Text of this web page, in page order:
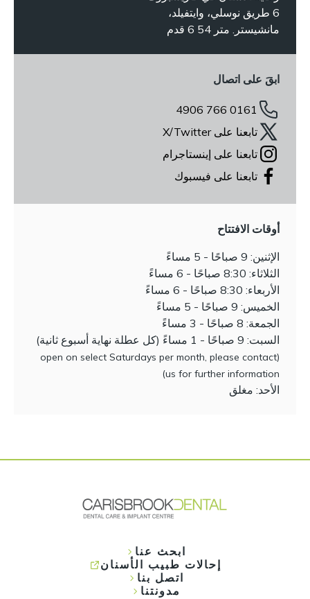
6 طريق نوسلي، وايتفيلد،
مانشيستر. متر 54 6 قدم
ابقَ على اتصال
0161 766 4906
تابعنا على X/Twitter
تابعنا على إينستاجرام
تابعنا على فيسبوك
أوقات الافتتاح
الإثنين: 9 صباحًا - 5 مساءً
الثلاثاء: 8:30 صباحًا - 6 مساءً
الأربعاء: 8:30 صباحًا - 6 مساءً
الخميس: 9 صباحًا - 5 مساءً
الجمعة: 8 صباحًا - 3 مساءً
السبت: 9 صباحًا - 1 مساءً (كل عطلة نهاية أسبوع ثانية)
(open on select Saturdays per month, please contact
us for further information)
الأحد: مغلق
ابحث عنا
إحالات طبيب الأسنان
اتصل بنا
مدونتنا